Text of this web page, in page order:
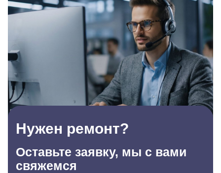
Нужен ремонт?
Оставьте заявку, мы с вами
свяжемся